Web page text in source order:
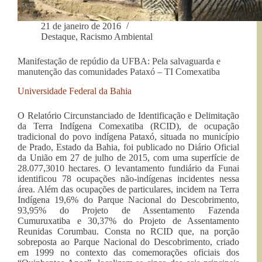
21 de janeiro de 2016
Destaque, Racismo Ambiental
Manifestação de repúdio da UFBA: Pela salvaguarda e
manutenção das comunidades Pataxó – TI Comexatiba
Universidade Federal da Bahia
O Relatório Circunstanciado de Identificação e Delimitação
da Terra Indígena Comexatiba (RCID), de ocupação
tradicional do povo indígena Pataxó, situada no município
de Prado, Estado da Bahia, foi publicado no Diário Oficial
da União em 27 de julho de 2015, com uma superfície de
28.077,3010 hectares. O levantamento fundiário da Funai
identificou 78 ocupações não-indígenas incidentes nessa
área. Além das ocupações de particulares, incidem na Terra
Indígena 19,6% do Parque Nacional do Descobrimento,
93,95% do Projeto de Assentamento Fazenda
Cumuruxatiba e 30,37% do Projeto de Assentamento
Reunidas Corumbau. Consta no RCID que, na porção
sobreposta ao Parque Nacional do Descobrimento, criado
em 1999 no contexto das comemorações oficiais dos